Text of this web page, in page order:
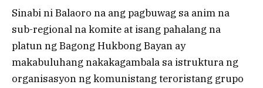
Sinabi ni Balaoro na ang pagbuwag sa anim na
sub-regional na komite at isang pahalang na
platun ng Bagong Hukbong Bayan ay
makabuluhang nakakagambala sa istruktura ng
organisasyon ng komunistang teroristang grupo